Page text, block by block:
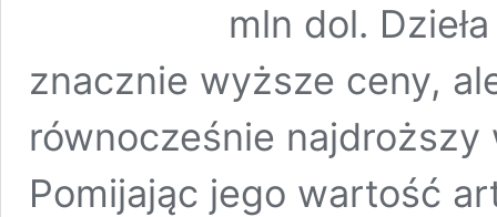
mln dol.
znacznie wyższe ceny,
równocześnie
Pomijając jego wartość